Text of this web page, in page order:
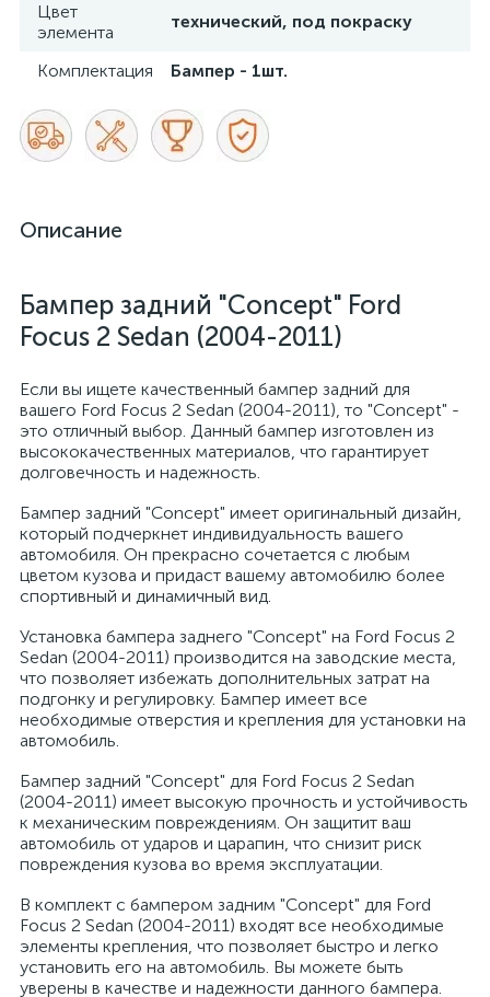
Цвет
элемента
технический, под покраску
Комплектация Бампер - 1шт.
Описание
Бампер задний "Concept" Ford
Focus 2 Sedan (2004-2011)
Если вы ищете качественный бампер задний для
вашего Ford Focus 2 Sedan (2004-2011), то "Concept" -
это отличный выбор. Данный бампер изготовлен из
высококачественных материалов, что гарантирует
долговечность и надежность.
Бампер задний "Concept" имеет оригинальный дизайн,
который подчеркнет индивидуальность вашего
автомобиля. Он прекрасно сочетается с любым
цветом кузова и придаст вашему автомобилю более
спортивный и динамичный вид.
Установка бампера заднего "Concept" на Ford Focus 2
Sedan (2004-2011) производится на заводские места,
что позволяет избежать дополнительных затрат на
подгонку и регулировку. Бампер имеет все
необходимые отверстия и крепления для установки на
автомобиль.
Бампер задний "Concept" для Ford Focus 2 Sedan
(2004-2011) имеет высокую прочность и устойчивость
к механическим повреждениям. Он защитит ваш
автомобиль от ударов и царапин, что снизит риск
повреждения кузова во время эксплуатации.
В комплект с бампером задним "Concept" для Ford
Focus 2 Sedan (2004-2011) входят все необходимые
элементы крепления, что позволяет быстро и легко
установить его на автомобиль. Вы можете быть
уверены в качестве и надежности данного бампера.